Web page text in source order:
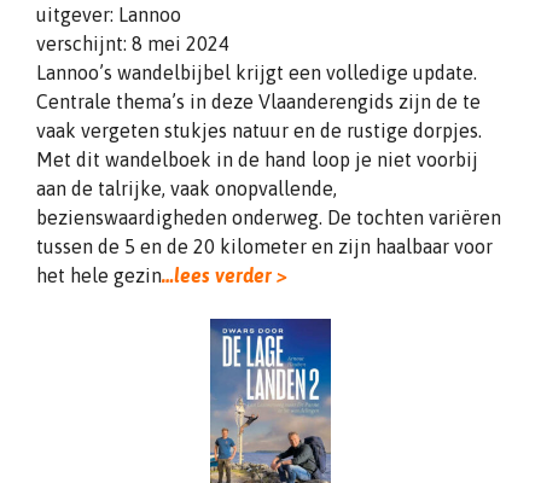
uitgever: Lannoo
verschijnt: 8 mei 2024
Lannoo’s wandelbijbel krijgt een volledige update.
Centrale thema’s in deze Vlaanderengids zijn de te
vaak vergeten stukjes natuur en de rustige dorpjes.
Met dit wandelboek in de hand loop je niet voorbij
aan de talrijke, vaak onopvallende,
bezienswaardigheden onderweg. De tochten variëren
tussen de 5 en de 20 kilometer en zijn haalbaar voor
het hele gezin…lees verder >